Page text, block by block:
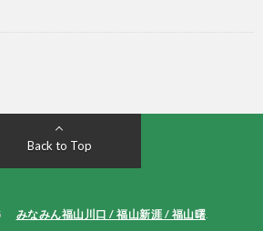
Back to Top
みなみん福山川口 / 福山新涯 / 福山曙